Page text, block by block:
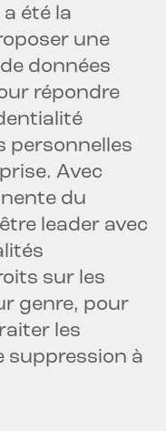
a été la
une
données
répondre
personnelles
Avec
du
leader avec
sur les
genre, pour
les
suppression à